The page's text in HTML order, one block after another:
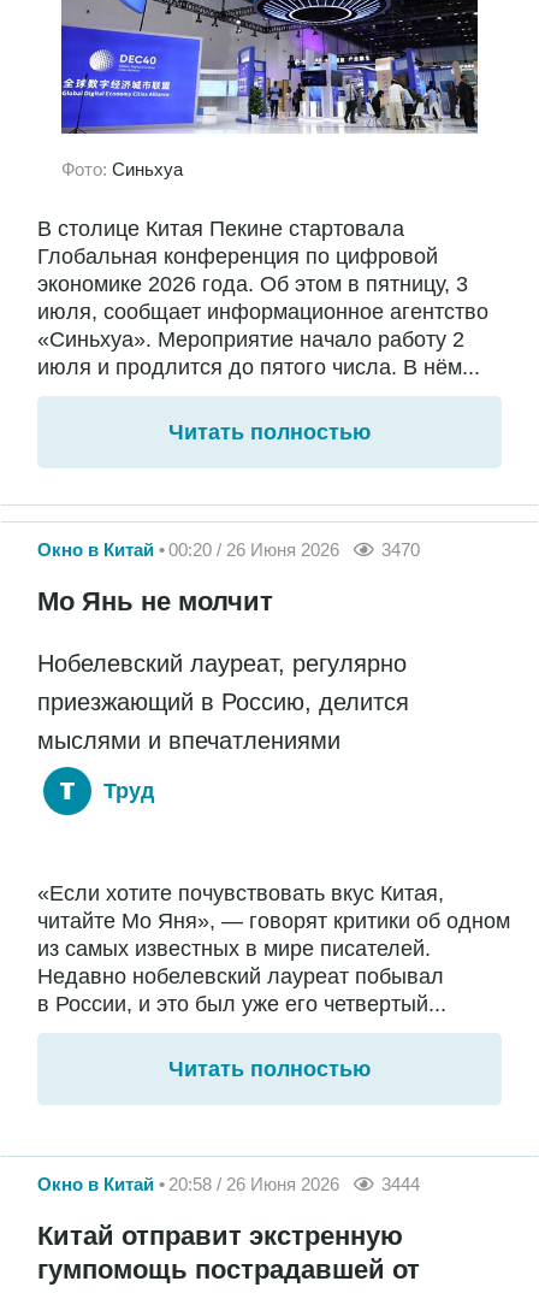
Фото: Синьхуа
В столице Китая Пекине стартовала
Глобальная конференция по цифровой
экономике 2026 года. Об этом в пятницу, 3
июля, сообщает информационное агентство
«Синьхуа». Мероприятие начало работу 2
июля и продлится до пятого числа. В нём...
Читать полностью
Окно в Китай 00:20 / 26 Июня 2026 3470
Мо Янь не молчит
Нобелевский лауреат, регулярно
приезжающий в Россию, делится
мыслями и впечатлениями
Труд
«Если хотите почувствовать вкус Китая,
читайте Мо Яня», — говорят критики об одном
из самых известных в мире писателей.
Недавно нобелевский лауреат побывал
в России, и это был уже его четвертый...
Читать полностью
Окно в Китай 20:58 / 26 Июня 2026 3444
Китай отправит экстренную
гумпомощь пострадавшей от